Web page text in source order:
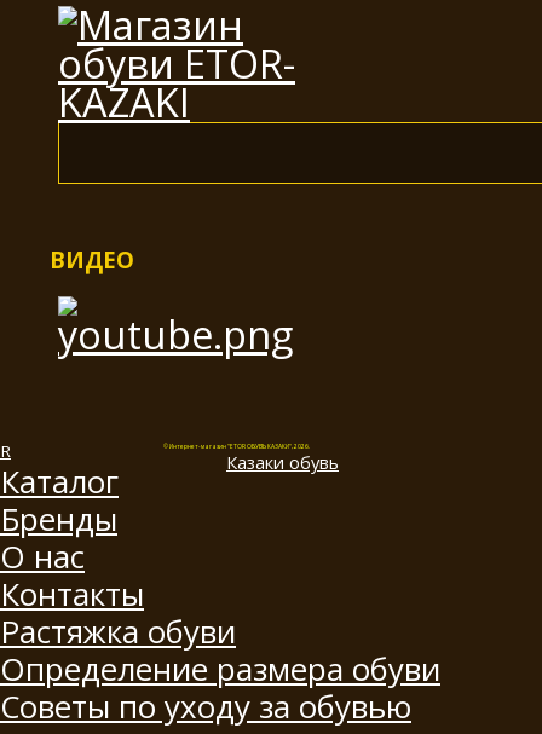
ВИДЕО
© Интернет-магазин "ETOR ОБУВЬ КАЗАКИ", 2026.
Казаки обувь
Каталог
Бренды
О нас
Контакты
Растяжка обуви
Определение размера обуви
Советы по уходу за обувью